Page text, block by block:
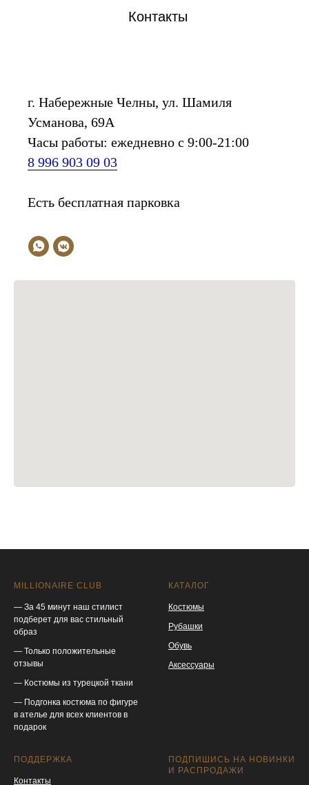
Контакты
г. Набережные Челны, ул. Шамиля
Усманова, 69А
Часы работы: ежедневно с 9:00-21:00
8 996 903 09 03
Есть бесплатная парковка
MILLIONAIRE CLUB
— За 45 минут наш стилист
подберет для вас стильный
образ
— Только положительные
отзывы
— Костюмы из турецкой ткани
— Подгонка костюма по фигуре
в ателье для всех клиентов в
подарок
КАТАЛОГ
Костюмы
Рубашки
Обувь
Аксессуары
ПОДДЕРЖКА
Контакты
ПОДПИШИСЬ НА НОВИНКИ
И РАСПРОДАЖИ